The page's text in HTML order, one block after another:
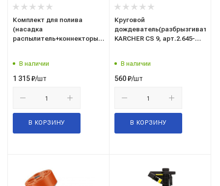
Комплект для полива
(насадка
распылитель+коннекторы)
В наличии
1 315₽/шт
В КОРЗИНУ
Круговой
дождеватель(разбрызгиватель)
KARCHER CS 9, арт.2.645-
В наличии
560₽/шт
В КОРЗИНУ